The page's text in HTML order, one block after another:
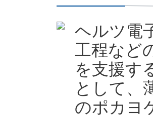
ヘルツ電
工程など
を支援す
として、
のポカヨ